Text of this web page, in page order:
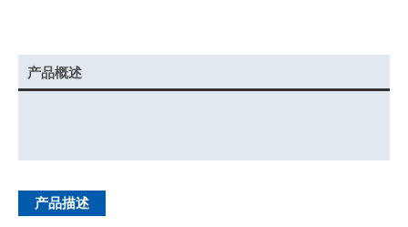
产品概述
产品描述